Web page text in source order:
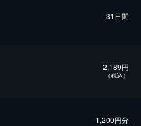
31日間
2,189円
（税込）
1,200円分